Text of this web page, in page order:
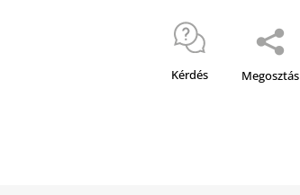
Kérdés Megosztás